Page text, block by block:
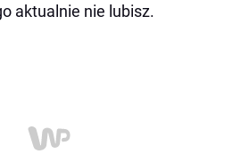
aktualnie nie lubisz.